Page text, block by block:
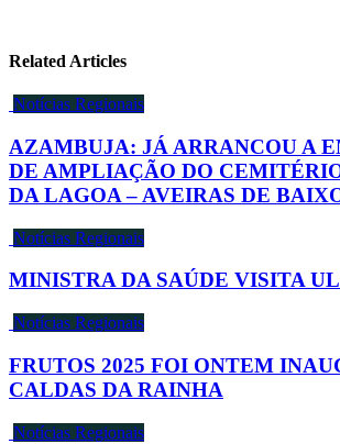
Related Articles
Notícias Regionais
AZAMBUJA: JÁ ARRANCOU A
DE AMPLIAÇÃO DO
DA LAGOA – AVEIRAS DE
Notícias Regionais
MINISTRA DA SAÚDE VISITA
Notícias Regionais
FRUTOS 2025 FOI ONTEM
CALDAS DA RAINHA
Notícias Regionais